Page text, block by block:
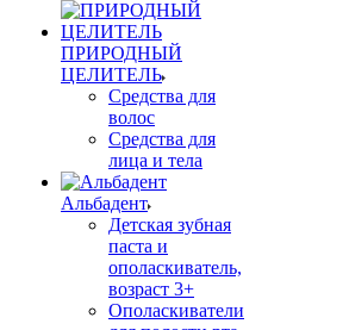
ПРИРОДНЫЙ
ЦЕЛИТЕЛЬ
Средства для
волос
Средства для
лица и тела
Альбадент
Детская зубная
паста и
ополаскиватель,
возраст 3+
Ополаскиватели